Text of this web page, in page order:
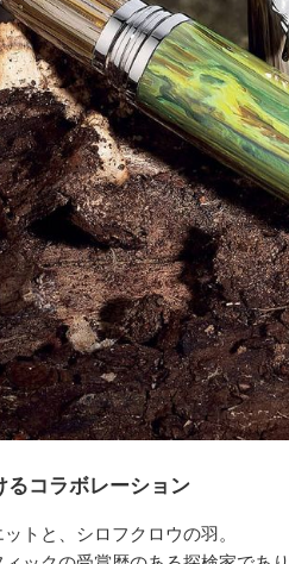
るコラボレーション
トと、シロフクロウの羽。